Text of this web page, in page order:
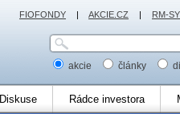
akcie články
Diskuse Rádce investora
FIOFONDY | AKCIE.CZ | RM-